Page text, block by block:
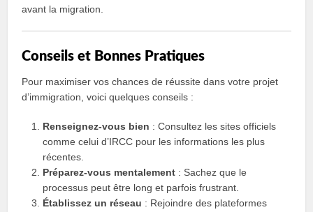
avant la migration.
Conseils et Bonnes Pratiques
Pour maximiser vos chances de réussite dans votre projet
d’immigration, voici quelques conseils :
Renseignez-vous bien : Consultez les sites officiels
comme celui d’IRCC pour les informations les plus
récentes.
Préparez-vous mentalement : Sachez que le
processus peut être long et parfois frustrant.
Établissez un réseau : Rejoindre des plateformes